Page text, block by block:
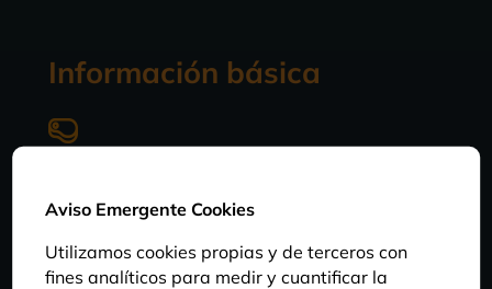
Información básica
Tienen una dieta carnívora basada en carroña de
animales. Son más escrupulosos que los buitres
leonados, al alimentarse casi exclusivamente de
materia muscular, evitando las vísceras.
Aviso Emergente Cookies
Utilizamos cookies propias y de terceros con
fines analíticos para medir y cuantificar la